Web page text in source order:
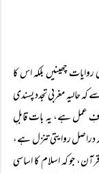
چھینیں بلکہ اس کا
کہ حالیہ مغربی تجدد پسندی
عمل ہے، یہ بات قابلِ
دراصل روایتی تنزل ہے،
جو کہ اسلام کا اساسی